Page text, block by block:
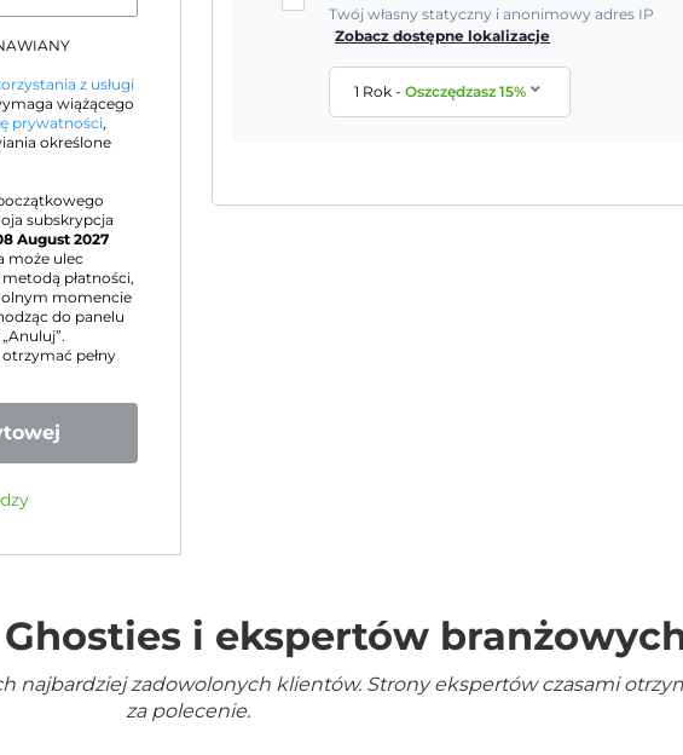
z usługi
wiążącego
prywatności,
określone
subskrypcja
August 2027
może ulec
płatności,
momencie
do panelu
pełny
Twój własny statyczny i anonimowy adres IP
Zobacz dostępne lokalizacje
1 Rok-Oszczędzasz15%
i ekspertów
najbardziej zadowolonych klientów. Strony ekspertów czasami
za polecenie.